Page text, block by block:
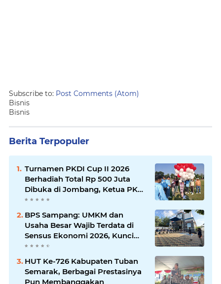
Subscribe to: Post Comments (Atom)
Bisnis
Bisnis
Berita Terpopuler
Turnamen PKDI Cup II 2026
Berhadiah Total Rp 500 Juta
Dibuka di Jombang, Ketua PKDI
Jatim Syaifullah Mahdi: Ajang
Komunikasi Antar-Kades untuk
Memajukan Desa
BPS Sampang: UMKM dan
Usaha Besar Wajib Terdata di
Sensus Ekonomi 2026, Kunci
Kebijakan Tepat Sasaran
HUT Ke-726 Kabupaten Tuban
Semarak, Berbagai Prestasinya
Pun Membanggakan